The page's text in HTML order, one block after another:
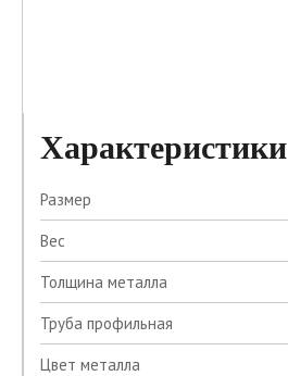
Характеристики
Размер
Вес
Толщина металла
Труба профильная
Цвет металла